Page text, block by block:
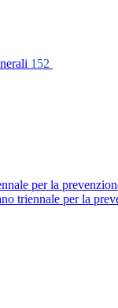
152
per la
triennale per la